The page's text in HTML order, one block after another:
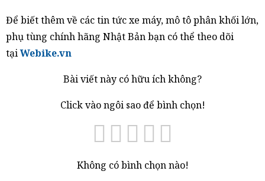
Để biết thêm về các tin tức xe máy, mô tô phân khối lớn,
phụ tùng chính hãng Nhật Bản bạn có thể theo dõi
tạiWebike.vn
Bài viết này có hữu ích không?
Click vào ngôi sao để bình chọn!
Không có bình chọn nào!